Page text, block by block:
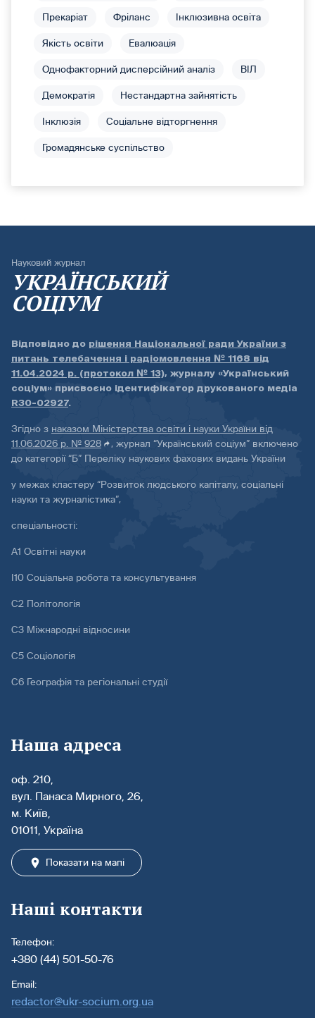
Прекаріат Фріланс Інклюзивна освіта
Якість освіти Евалюація
Однофакторний дисперсійний аналіз ВІЛ
Демократія Нестандартна зайнятість
Інклюзія Соціальне відторгнення
Громадянське суспільство
Науковий журнал
УКРАЇНСЬКИЙ
СОЦІУМ
Відповідно до рішення Національної ради України з
питань телебачення і радіомовлення № 1168 від
11.04.2024 р. (протокол № 13), журналу «Український
соціум» присвоєно ідентифікатор друкованого медіа
R30-02927.
Згідно з наказом Міністерства освіти і науки України від
11.06.2026 р. № 928
, журнал “Український соціум” включено
до категорії “Б” Переліку наукових фахових видань України
у межах кластеру “Розвиток людського капіталу, соціальні
науки та журналістика”,
спеціальності:
А1 Освітні науки
І10 Соціальна робота та консультування
С2 Політологія
С3 Міжнародні відносини
С5 Соціологія
С6 Географія та регіональні студії
Наша адреса
оф. 210,
вул. Панаса Мирного, 26,
м. Київ,
01011, Україна
Показати на мапі
Наші контакти
Телефон:
+380 (44) 501-50-76
Email:
redactor@ukr-socium.org.ua